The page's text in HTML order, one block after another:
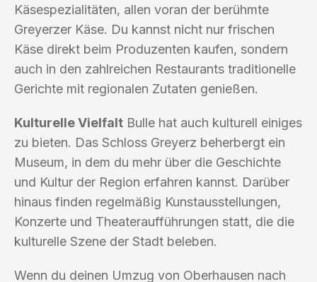
Käsespezialitäten, allen voran der berühmte
Greyerzer Käse. Du kannst nicht nur frischen
Käse direkt beim Produzenten kaufen, sondern
auch in den zahlreichen Restaurants traditionelle
Gerichte mit regionalen Zutaten genießen.
Kulturelle Vielfalt Bulle hat auch kulturell einiges
zu bieten. Das Schloss Greyerz beherbergt ein
Museum, in dem du mehr über die Geschichte
und Kultur der Region erfahren kannst. Darüber
hinaus finden regelmäßig Kunstausstellungen,
Konzerte und Theateraufführungen statt, die die
kulturelle Szene der Stadt beleben.
Wenn du deinen Umzug von Oberhausen nach